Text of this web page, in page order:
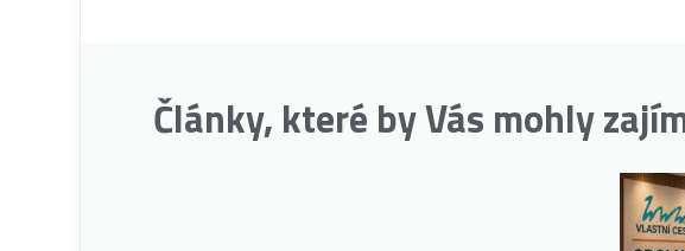
Články, které by Vás mohly